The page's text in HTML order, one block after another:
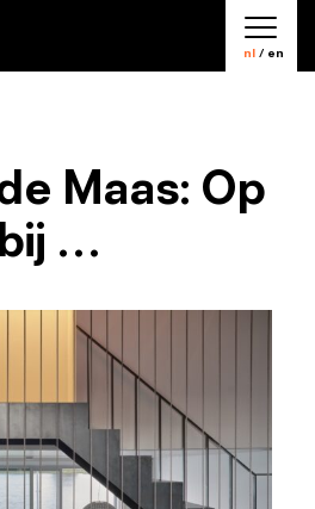
nl / en
Maas: Op
…